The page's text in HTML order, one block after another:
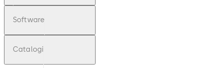
Software
Catalogi